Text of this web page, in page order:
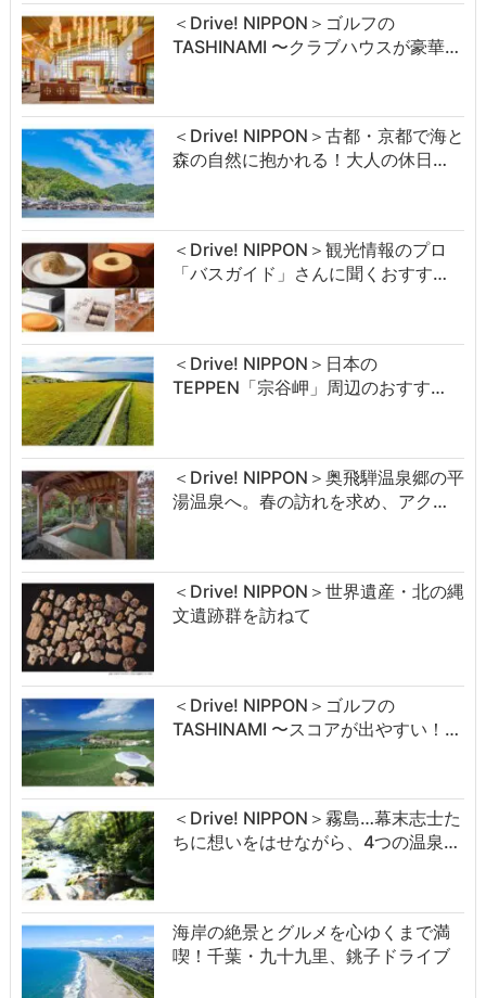
＜Drive! NIPPON＞ゴルフの
TASHINAMI 〜クラブハウスが豪華…
＜Drive! NIPPON＞古都・京都で海と
森の自然に抱かれる！大人の休日…
＜Drive! NIPPON＞観光情報のプロ
「バスガイド」さんに聞くおすす…
＜Drive! NIPPON＞日本の
TEPPEN「宗谷岬」周辺のおすす…
＜Drive! NIPPON＞奥飛騨温泉郷の平
湯温泉へ。春の訪れを求め、アク…
＜Drive! NIPPON＞世界遺産・北の縄
文遺跡群を訪ねて
＜Drive! NIPPON＞ゴルフの
TASHINAMI 〜スコアが出やすい！…
＜Drive! NIPPON＞霧島…幕末志士た
ちに想いをはせながら、4つの温泉…
海岸の絶景とグルメを心ゆくまで満
喫！千葉・九十九里、銚子ドライブ